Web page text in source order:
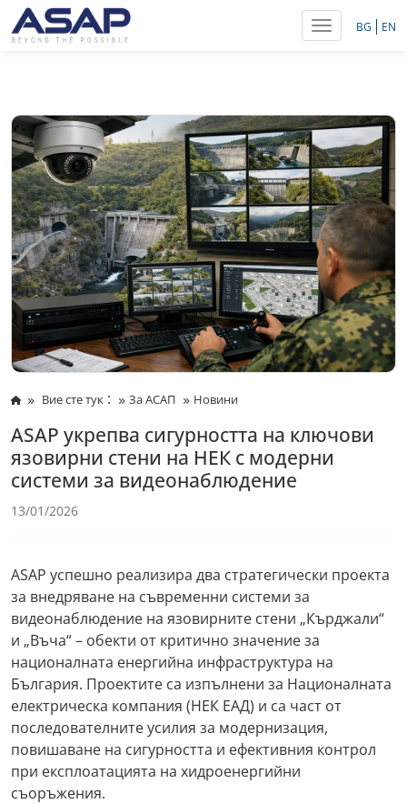
Toggle
BG EN
Вие сте тук : За АСАП Новини
ASAP укрепва сигурността на ключови
язовирни стени на НЕК с модерни
системи за видеонаблюдение
13/01/2026
ASAP успешно реализира два стратегически проекта
за внедряване на съвременни системи за
видеонаблюдение на язовирните стени „Кърджали“
и „Въча“ – обекти от критично значение за
националната енергийна инфраструктура на
България. Проектите са изпълнени за Националната
електрическа компания (НЕК ЕАД) и са част от
последователните усилия за модернизация,
повишаване на сигурността и ефективния контрол
при експлоатацията на хидроенергийни
съоръжения.